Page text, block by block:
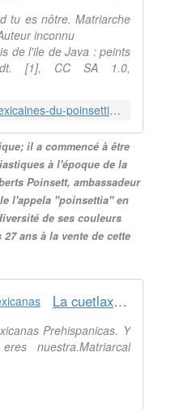
tu es nôtre. Matriarche
inconnu
de l'ile de Java : peints
[1], CC SA 1.0,
http://cocomagnanville.over-blog.com/2016/12/les-legendes-mexicaines-du-poinsettia-l-etoile-de-noel.html
il a commencé à être
à l'époque de la
Poinsett, ambassadeur
l'appela "poinsettia" en
de ses couleurs
ans à la vente de cette
La cuetlaxóchitl, Flor de Noche Buena. - Mitos y Leyendas Mexicanas
Prehispanicas. Y
nuestra.Matriarcal